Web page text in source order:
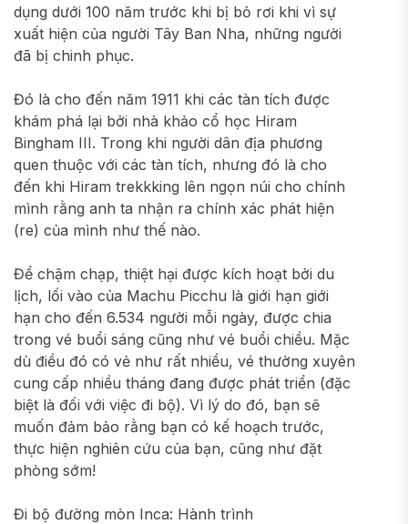
dụng dưới 100 năm trước khi bị bỏ rơi khi vì sự
xuất hiện của người Tây Ban Nha, những người
đã bị chinh phục.
Đó là cho đến năm 1911 khi các tàn tích được
khám phá lại bởi nhà khảo cổ học Hiram
Bingham III. Trong khi người dân địa phương
quen thuộc với các tàn tích, nhưng đó là cho
đến khi Hiram trekkking lên ngọn núi cho chính
mình rằng anh ta nhận ra chính xác phát hiện
(re) của mình như thế nào.
Để chậm chạp, thiệt hại được kích hoạt bởi du
lịch, lối vào của Machu Picchu là giới hạn giới
hạn cho đến 6.534 người mỗi ngày, được chia
trong vé buổi sáng cũng như vé buổi chiều. Mặc
dù điều đó có vẻ như rất nhiều, vé thường xuyên
cung cấp nhiều tháng đang được phát triển (đặc
biệt là đối với việc đi bộ). Vì lý do đó, bạn sẽ
muốn đảm bảo rằng bạn có kế hoạch trước,
thực hiện nghiên cứu của bạn, cũng như đặt
phòng sớm!
Đi bộ đường mòn Inca: Hành trình